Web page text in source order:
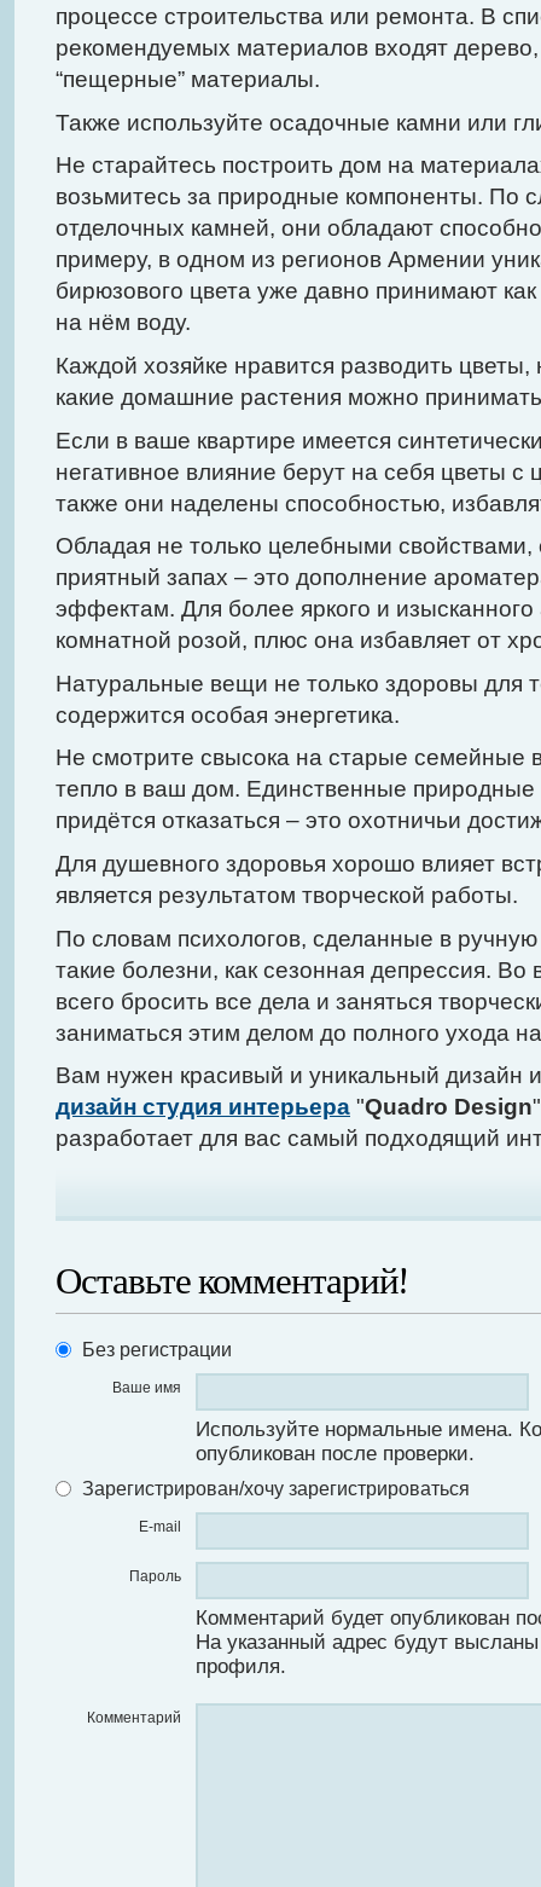
процессе строительства или ремонта. В
рекомендуемых материалов входят
“пещерные” материалы.
Также используйте осадочные камни или
Не старайтесь построить дом на
возьмитесь за природные компоненты. По
отделочных камней, они обладают
примеру, в одном из регионов Армении
бирюзового цвета уже давно принимают
на нём воду.
Каждой хозяйке нравится разводить цветы,
какие домашние растения можно
Если в ваше квартире имеется
негативное влияние берут на себя цветы с
также они наделены способностью,
Обладая не только целебными свойствами,
приятный запах – это дополнение
эффектам. Для более яркого и
комнатной розой, плюс она избавляет от
Натуральные вещи не только здоровы для
содержится особая энергетика.
Не смотрите свысока на старые семейные
тепло в ваш дом. Единственные природные
придётся отказаться – это охотничьи
Для душевного здоровья хорошо влияет
является результатом творческой работы.
По словам психологов, сделанные в
такие болезни, как сезонная депрессия.
всего бросить все дела и заняться
заниматься этим делом до полного ухода
Вам нужен красивый и уникальный дизайн
дизайн студия интерьера "Quadro Design
разработает для вас самый подходящий
Оставьте комментарий!
Без регистрации
Ваше имя
Используйте нормальные имена.
опубликован после проверки.
Зарегистрирован/хочу зарегистрироваться
E-mail
Пароль
Комментарий будет опубликован
На указанный адрес будут
профиля.
Комментарий